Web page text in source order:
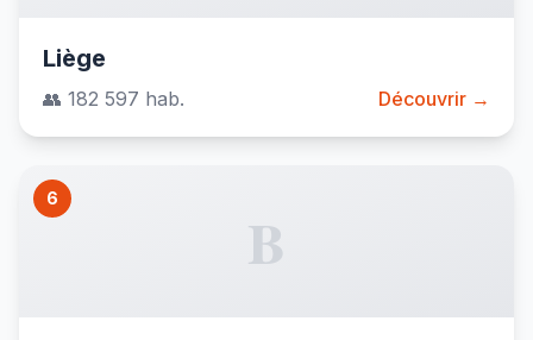
Liège
👥 182 597 hab. Découvrir →
6
B